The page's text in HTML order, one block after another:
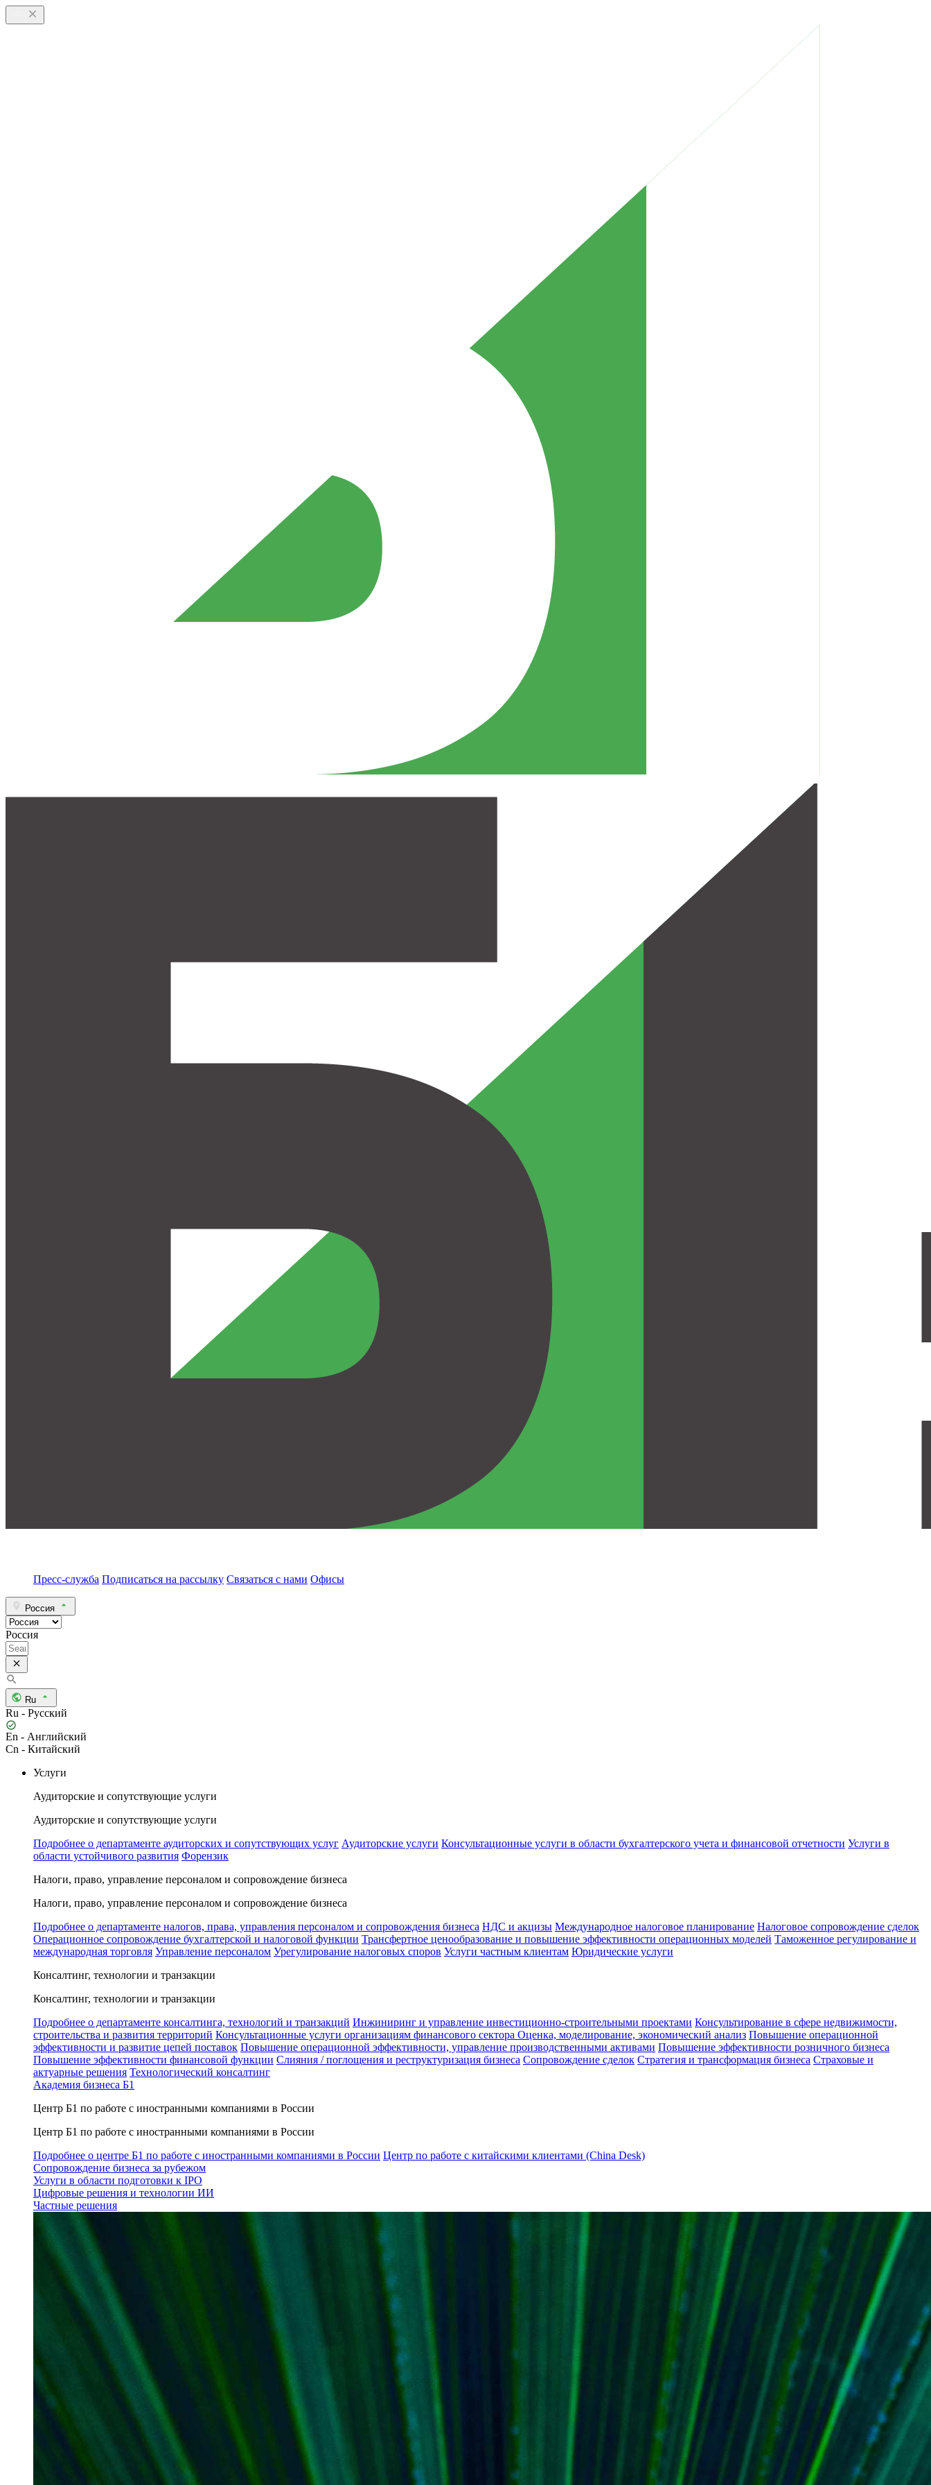
Пресс-служба Подписаться на рассылку Связаться с нами Офисы
Россия
Россия
Ru
Ru - Русский
En - Английский
Cn - Китайский
Услуги
Аудиторские и сопутствующие услуги
Аудиторские и сопутствующие услуги
Подробнее о департаменте аудиторских и сопутствующих услуг Аудиторские услуги Консультационные услуги в области бухгалтерского учета и финансовой отчетности Услуги в
области устойчивого развития Форензик
Налоги, право, управление персоналом и сопровождение бизнеса
Налоги, право, управление персоналом и сопровождение бизнеса
Подробнее о департаменте налогов, права, управления персоналом и сопровождения бизнеса НДС и акцизы Международное налоговое планирование Налоговое сопровождение сделок
Операционное сопровождение бухгалтерской и налоговой функции Трансфертное ценообразование и повышение эффективности операционных моделей Таможенное регулирование и
международная торговля Управление персоналом Урегулирование налоговых споров Услуги частным клиентам Юридические услуги
Консалтинг, технологии и транзакции
Консалтинг, технологии и транзакции
Подробнее о департаменте консалтинга, технологий и транзакций Инжиниринг и управление инвестиционно-строительными проектами Консультирование в сфере недвижимости,
строительства и развития территорий Консультационные услуги организациям финансового сектора Оценка, моделирование, экономический анализ Повышение операционной
эффективности и развитие цепей поставок Повышение операционной эффективности, управление производственными активами Повышение эффективности розничного бизнеса
Повышение эффективности финансовой функции Слияния / поглощения и реструктуризация бизнеса Сопровождение сделок Стратегия и трансформация бизнеса Страховые и
актуарные решения Технологический консалтинг
Академия бизнеса Б1
Центр Б1 по работе с иностранными компаниями в России
Центр Б1 по работе с иностранными компаниями в России
Подробнее о центре Б1 по работе с иностранными компаниями в России Центр по работе с китайскими клиентами (China Desk)
Сопровождение бизнеса за рубежом
Услуги в области подготовки к IPO
Цифровые решения и технологии ИИ
Частные решения